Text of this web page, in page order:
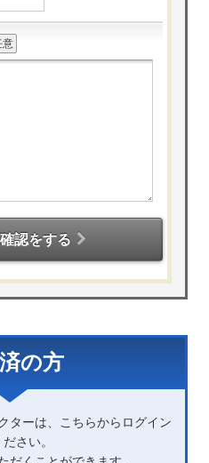
意
認をする
の方
ターは、こちらからログイン
さい。